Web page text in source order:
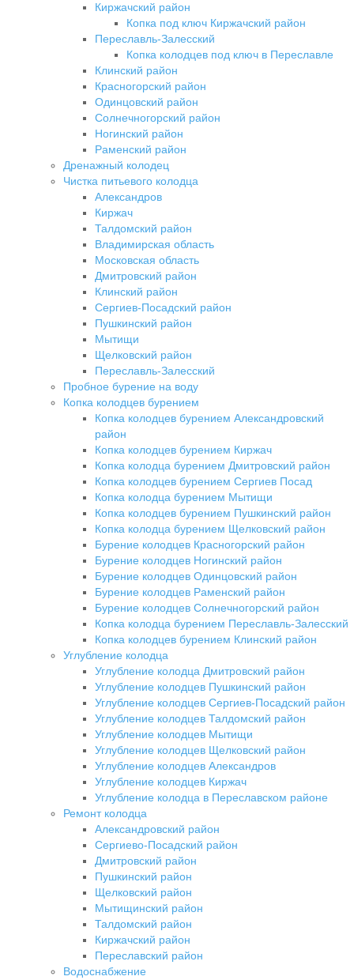
Киржачский район
Копка под ключ Киржачский район
Переславль-Залесский
Копка колодцев под ключ в Переславле
Клинский район
Красногорский район
Одинцовский район
Солнечногорский район
Ногинский район
Раменский район
Дренажный колодец
Чистка питьевого колодца
Александров
Киржач
Талдомский район
Владимирская область
Московская область
Дмитровский район
Клинский район
Сергиев-Посадский район
Пушкинский район
Мытищи
Щелковский район
Переславль-Залесский
Пробное бурение на воду
Копка колодцев бурением
Копка колодцев бурением Александровский
район
Копка колодцев бурением Киржач
Копка колодца бурением Дмитровский район
Копка колодцев бурением Сергиев Посад
Копка колодца бурением Мытищи
Копка колодцев бурением Пушкинский район
Копка колодца бурением Щелковский район
Бурение колодцев Красногорский район
Бурение колодцев Ногинский район
Бурение колодцев Одинцовский район
Бурение колодцев Раменский район
Бурение колодцев Солнечногорский район
Копка колодца бурением Переславль-Залесский
Копка колодцев бурением Клинский район
Углубление колодца
Углубление колодца Дмитровский район
Углубление колодцев Пушкинский район
Углубление колодцев Сергиев-Посадский район
Углубление колодцев Талдомский район
Углубление колодцев Мытищи
Углубление колодцев Щелковский район
Углубление колодцев Александров
Углубление колодцев Киржач
Углубление колодца в Переславском районе
Ремонт колодца
Александровский район
Сергиево-Посадский район
Дмитровский район
Пушкинский район
Щелковский район
Мытищинский район
Талдомский район
Киржачский район
Переславский район
Водоснабжение